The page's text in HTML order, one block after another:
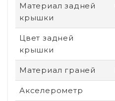
Материал задней
крышки
Цвет задней
крышки
Материал граней
Акселерометр